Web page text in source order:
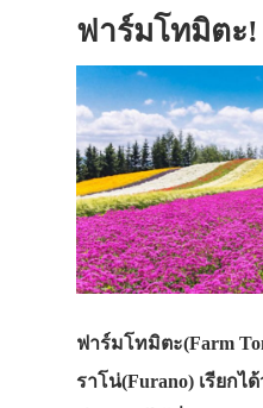
ฟาร์มโทมิตะ!
ฟาร์มโทมิตะ(Farm
ราโน่(Furano) เรียกไ